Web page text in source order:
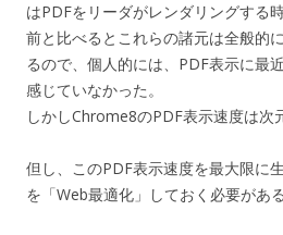
はPDFをリーダがレンダリングする
前と比べるとこれらの諸元は全般的
るので、個人的には、PDF表示に最
感じていなかった。
しかしChrome8のPDF表示速度は次
但し、このPDF表示速度を最大限に
を「Web最適化」しておく必要がある